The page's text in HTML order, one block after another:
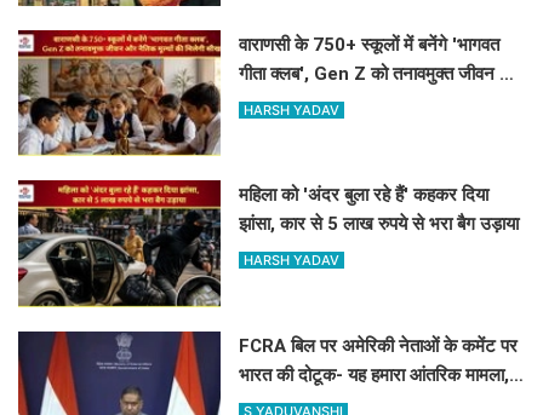
वाराणसी के 750+ स्कूलों में बनेंगे 'भागवत
गीता क्लब', Gen Z को तनावमुक्त जीवन और
नैतिक मूल्यों की मिलेगी सीख
HARSH YADAV
महिला को 'अंदर बुला रहे हैं' कहकर दिया
झांसा, कार से 5 लाख रुपये से भरा बैग उड़ाया
HARSH YADAV
FCRA बिल पर अमेरिकी नेताओं के कमेंट पर
भारत की दोटूक- यह हमारा आंतरिक मामला,
नसीहत देने से पहले अपने कानून देखिए
S YADUVANSHI